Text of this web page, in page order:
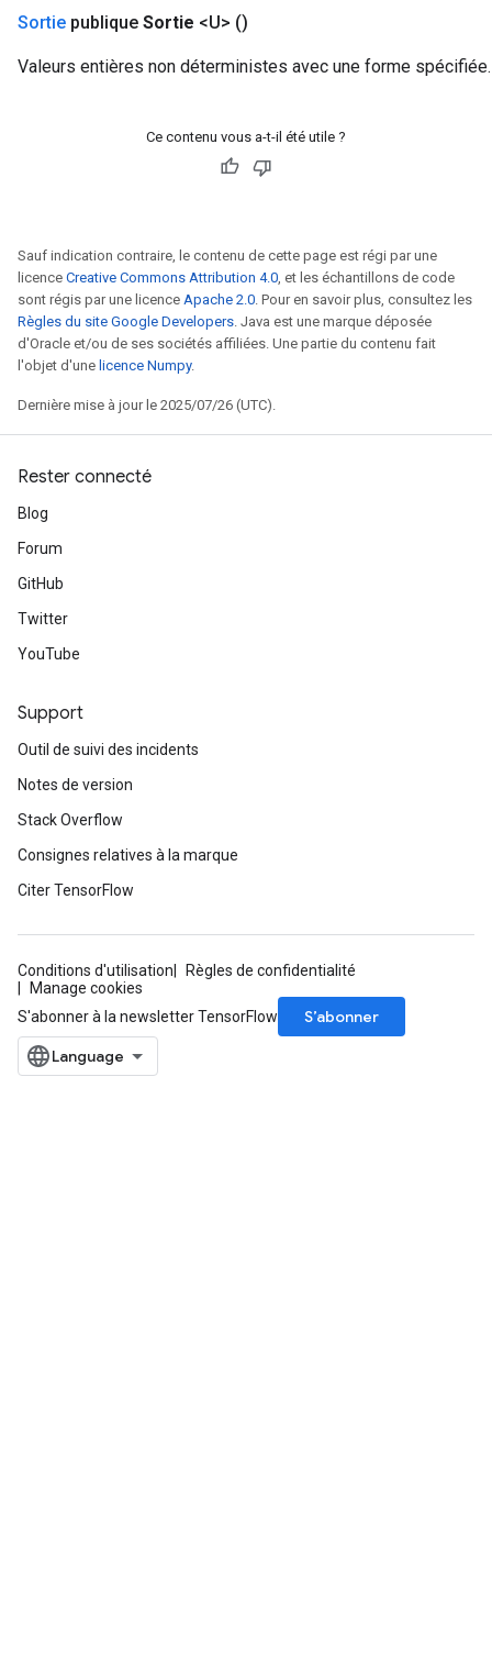
Sortie publique Sortie <U> ()
Valeurs entières non déterministes avec une forme spécifiée.
Ce contenu vous a-t-il été utile ?
Sauf indication contraire, le contenu de cette page est régi par une
licence Creative Commons Attribution 4.0, et les échantillons de code
sont régis par une licence Apache 2.0. Pour en savoir plus, consultez les
Règles du site Google Developers. Java est une marque déposée
d'Oracle et/ou de ses sociétés affiliées. Une partie du contenu fait
l'objet d'une licence Numpy.
Dernière mise à jour le 2025/07/26 (UTC).
Rester connecté
Blog
Forum
GitHub
Twitter
YouTube
Support
Outil de suivi des incidents
Notes de version
Stack Overflow
Consignes relatives à la marque
Citer TensorFlow
Conditions d'utilisation
Règles de confidentialité
Manage cookies
S'abonner à la newsletter TensorFlow
S’abonner